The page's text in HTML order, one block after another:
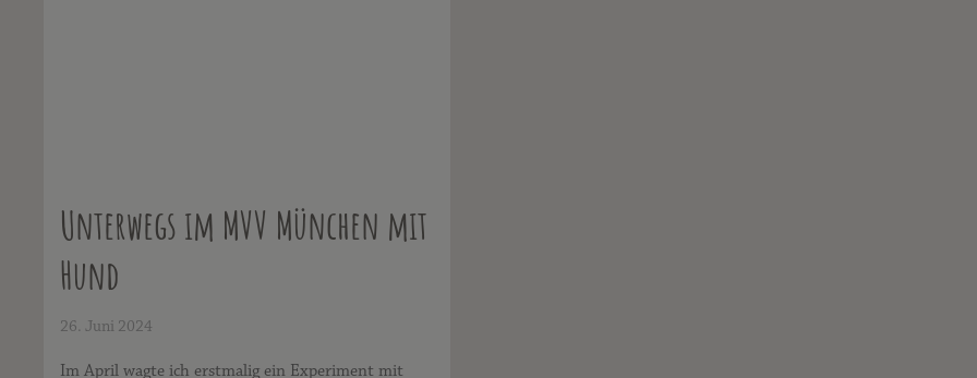
Unterwegs im MVV München mit
Hund
26. Juni 2024
Im April wagte ich erstmalig ein Experiment mit